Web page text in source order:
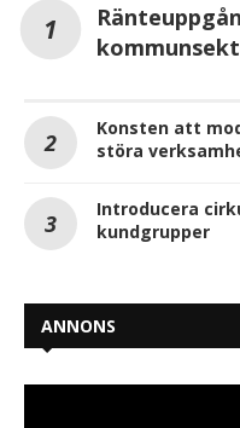
Konsten att
störa
Introducera
kundgrupper
ANNONS